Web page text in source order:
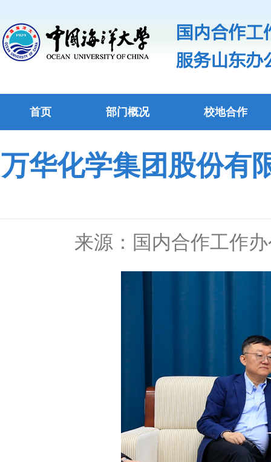
首页 部门概况 校地合作
万华化学集团股份有
来源：国内合作工作